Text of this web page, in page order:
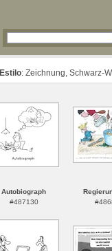
Estilo: Zeichnung, Schwarz-
Autobiograph
#487130